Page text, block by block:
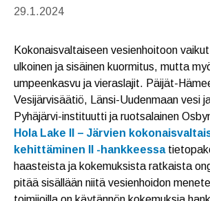
29.1.2024
Kokonaisvaltaiseen vesienhoitoon
ulkoinen ja sisäinen kuormitus, mutta
umpeenkasvu ja vieraslajit. Päijät-
Vesijärvisäätiö, Länsi-Uudenmaan vesi
Pyhäjärvi-instituutti ja ruotsalainen
Hola Lake II – Järvien
kehittäminen II -hankkeessa
haasteista ja kokemuksista ratkaista
pitää sisällään niitä vesienhoidon